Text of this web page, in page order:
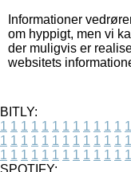
Informationer
om hyppigt, men vi
der muligvis er
websitets
BITLY:
1 1 1 1 1 1 1 1 1 1 1 1 1
1 1 1 1 1 1 1 1 1 1 1 1 1
1 1 1 1 1 1 1 1 1 1 1 1 1
SPOTIFY: